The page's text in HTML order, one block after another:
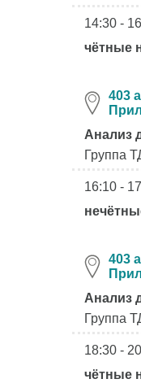
14:30 -
чётные
403
Анализ
Группа
16:10 -
403
Анализ
Группа
18:30 -
чётные